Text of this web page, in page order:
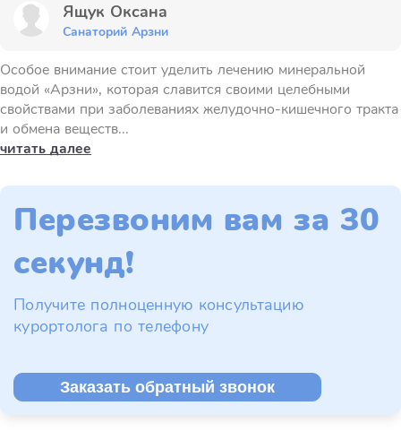
Ящук Оксана
Санаторий Арзни
Особое внимание стоит уделить лечению минеральной
водой «Арзни», которая славится своими целебными
свойствами при заболеваниях желудочно-кишечного тракта
и обмена веществ...
читать далее
Перезвоним вам за 30
секунд!
Получите полноценную консультацию
курортолога по телефону
Заказать обратный звонок